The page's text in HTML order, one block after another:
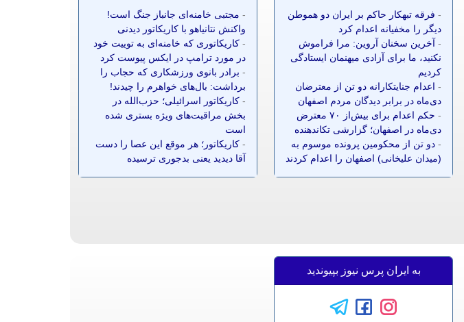
- فرقه تبهکار حاکم بر ایران دو هموطن
دیگر را مخفیانه اعدام کرد
- آخرین سخنان آروین: مرا فراموش
نکنید، ما برای آزادی میهنمان ایستادگی
کردیم
- اعدام جنایتکارانه دو تن از معترضان
دی‌ماه در برابر دیدگان مردم اصفهان
-
حکم اعدام برای بیش‌از ۷۰ معترض
دی‌ماه در اصفهان؛ گزارشی تکاندهنده
- دو تن از محکومین پرونده موسوم به
(میدان علیخانی) اصفهان را اعدام کردند
- مجتبی خامنه‌ای جانباز جنگ است!
واکنش نتانیاهو با کاریکاتور دیدنی
- کاریکاتوری که خامنه‌ای به توییت خود
در مورد ترامپ در ایکس پیوست کرد
- برادر بانوی ورزشکاری که حجاب را
برداشت: بال‌های خواهرم را چیدند!
- کاریکاتور اسرائیلی؛ حزب‌الله در
بخش مراقبت‌های ویژه بستری شده
است
- کاریکاتور؛ هر موقع این عصا را دست
آقا دیدید یعنی بدجوری ترسیده
به ایران پرس نیوز بپیوندید